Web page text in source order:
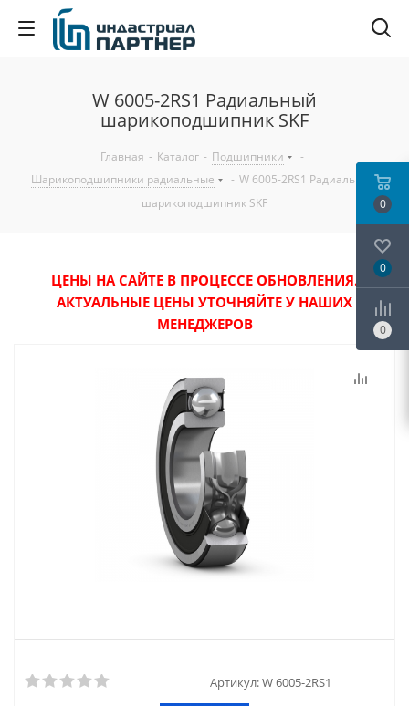
W 6005-2RS1 Радиальный
шарикоподшипник SKF
Главная - Каталог - Подшипники
-
Шарикоподшипники радиальные
- W 6005-2RS1 Радиальный
шарикоподшипник SKF
ЦЕНЫ НА САЙТЕ В ПРОЦЕССЕ ОБНОВЛЕНИЯ.
АКТУАЛЬНЫЕ ЦЕНЫ УТОЧНЯЙТЕ У НАШИХ
МЕНЕДЖЕРОВ
Артикул:W 6005-2RS1
0
0
0